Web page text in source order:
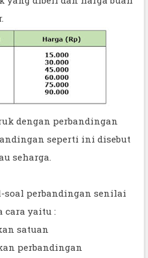
dengan perbandingan
seperti ini disebut
seharga.
soal perbandingan senilai
cara yaitu :
satuan
perbandingan